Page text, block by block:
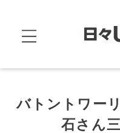
バトントワー
石さん